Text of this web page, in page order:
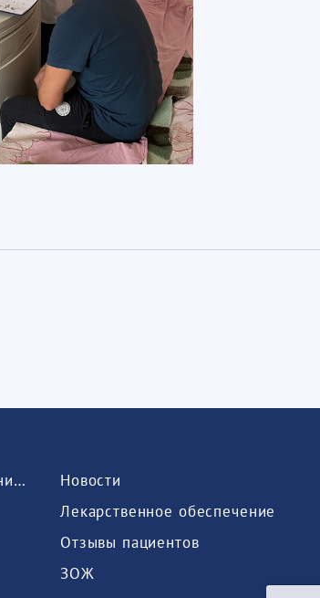
Сведения о медицинской организации
Новости
Лекарственное обеспечение
Отзывы пациентов
ЗОЖ